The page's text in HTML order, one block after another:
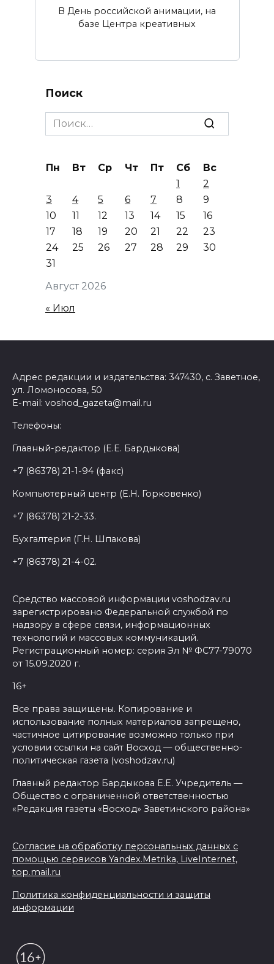
В День российской анимации, на
базе Центра креативных
Поиск
Search
for:
Август 2026
Пн Вт Ср Чт Пт Сб
Вс
1
2
3
4 5 6 7 8
9
10
11 12 13 14 15
16
17
18 19 20 21 22
23
24
25 26 27 28 29
30
31
« Июл
Адрес редакции и издательства: 347430, с. Заветное,
ул. Ломоносова, 50
E-mail: voshod_gazeta@mail.ru
Телефоны:
Главный-редактор (Е.Е. Бардыкова)
+7 (86378) 21-1-94 (факс)
Компьютерный центр (Е.Н. Горковенко)
+7 (86378) 21-2-33.
Бухгалтерия (Г.Н. Шпакова)
+7 (86378) 21-4-02.
Средство массовой информации voshodzav.ru
зарегистрировано Федеральной службой по
надзору в сфере связи, информационных
технологий и массовых коммуникаций.
Регистрационный номер: серия Эл № ФС77-79070
от 15.09.2020 г.
16+
Все права защищены. Копирование и
использование полных материалов запрещено,
частичное цитирование возможно только при
условии ссылки на сайт Восход — общественно-
политическая газета (voshodzav.ru)
Главный редактор Бардыкова Е.Е. Учредитель —
Общество с ограниченной ответственностью
«Редакция газеты «Восход» Заветинского района»
Согласие на обработку персональных данных с
помощью сервисов Yandex.Metrika, LiveInternet,
top.mail.ru
Политика конфиденциальности и защиты
информации